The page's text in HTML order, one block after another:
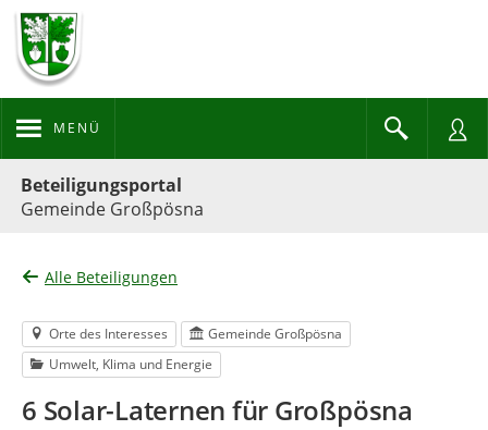
MENÜ
Beteiligungsportal
Gemeinde Großpösna
Alle Beteiligungen
Orte des Interesses
Gemeinde Großpösna
Umwelt, Klima und Energie
6 Solar-Laternen für Großpösna